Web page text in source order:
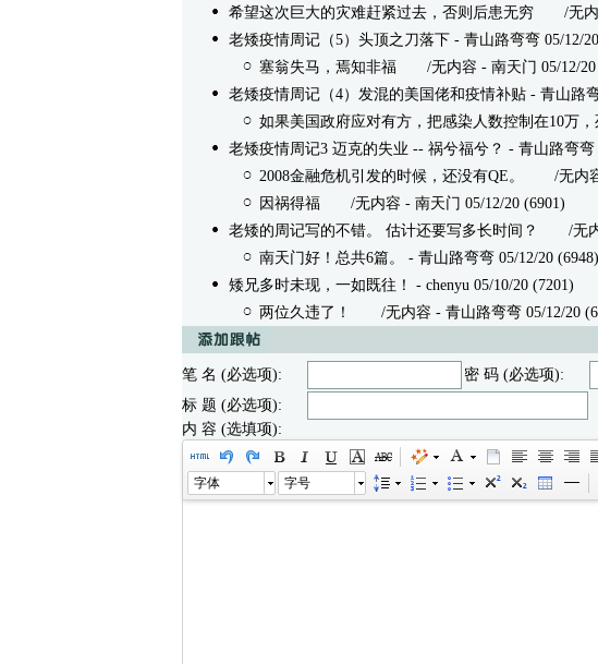
希望这次巨大的灾难赶紧过去，否则后患无穷/无内容
老矮疫情周记（5）头顶之刀落下- 青山路弯弯 05/12/
塞翁失马，焉知非福 /无内容 - 南天门 05/12/20
老矮疫情周记（4）发混的美国佬和疫情补贴- 青山路
如果美国政府应对有方，把感染人数控制在10万
老矮疫情周记3 迈克的失业 -- 祸兮福兮？ - 青山路弯弯
2008金融危机引发的时候，还没有QE。
/无内容
因祸得福 /无内容 - 南天门 05/12/20 (6901)
老矮的周记写的不错。 估计还要写多长时间？
/无内
南天门好！总共6篇。
- 青山路弯弯 05/12/20 (6948)
矮兄多时未现，一如既往！
- chenyu 05/10/20 (7201)
两位久违了！
/无内容 - 青山路弯弯 05/12/20
笔 名 (必选项): 密 码 (必选项):
标 题 (必选项):
内 容 (选填项):
字体 字号